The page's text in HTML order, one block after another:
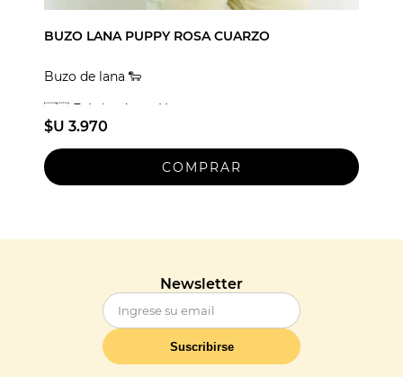
BUZO LANA PUPPY ROSA CUARZO
Buzo de lana 🐑
🇺🇾 Fabricado en Uruguay
$U 3.970
Newsletter
Suscribirse